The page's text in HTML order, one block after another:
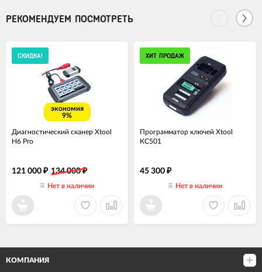
РЕКОМЕНДУЕМ ПОСМОТРЕТЬ
СКИДКА!
экономия
9%
Диагностический сканер Xtool
H6 Pro
121 000 ₽ 134 000₽
Нет в наличии
ХИТ ПРОДАЖ
Программатор ключей Xtool
КС501
45 300 ₽
Нет в наличии
КОМПАНИЯ